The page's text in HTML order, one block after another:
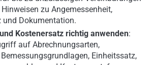
zu Angemessenheit,
und Dokumentation.
Kostenersatz richtig anwenden:
auf Abrechnungsarten,
Einheitssatz,